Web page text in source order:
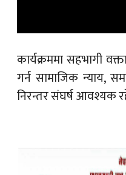
कार्यक्रममा सहभागी
गर्न सामाजिक न्याय,
निरन्तर संघर्ष आवश्यक